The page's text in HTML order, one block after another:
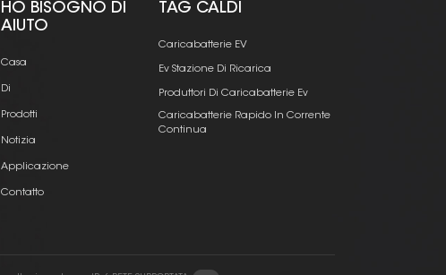
HO BISOGNO DI
AIUTO
Casa
Di
Prodotti
Notizia
Applicazione
Contatto
TAG CALDI
Caricabatterie EV
Ev Stazione Di Ricarica
Produttori Di Caricabatterie Ev
Caricabatterie Rapido In Corrente
Continua